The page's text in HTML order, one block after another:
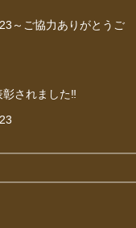
～ご協力ありがとうご
されました‼︎